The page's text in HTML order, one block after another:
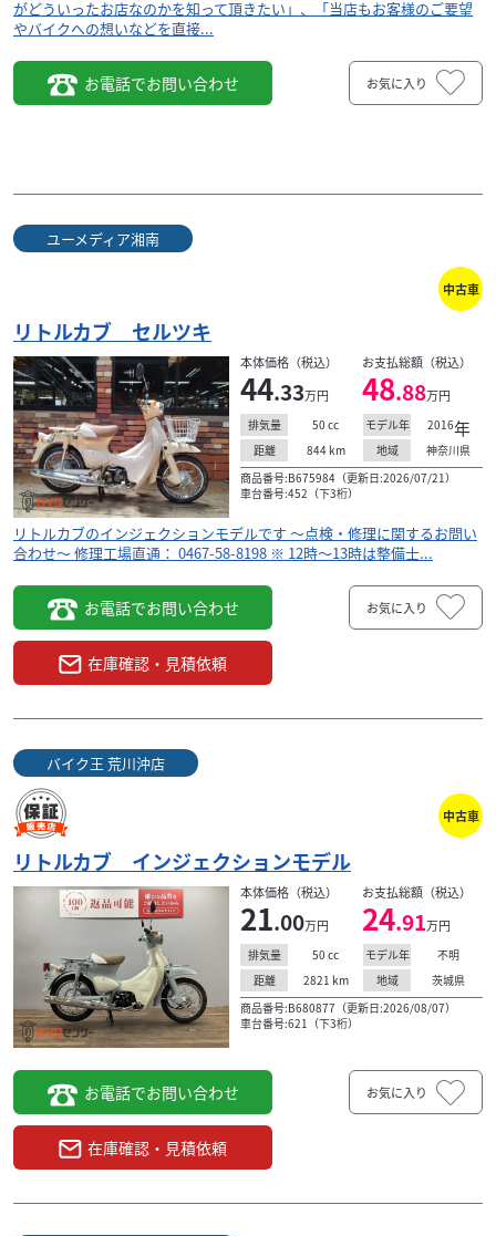
がどういったお店なのかを知って頂きたい」、「当店もお客様のご要望
やバイクへの想いなどを直接...
お電話でお問い合わせ お気に入り
ユーメディア湘南
中古車
リトルカブ セルツキ
本体価格（税込）
44.33万円
お支払総額（税込）
48.88万円
排気量 50 cc モデル年 2016年
距離 844 km 地域
神奈川県
商品番号:B675984（更新日:2026/07/21）
車台番号:452（下3桁）
リトルカブのインジェクションモデルです ～点検・修理に関するお問い
合わせ～ 修理工場直通： 0467-58-8198 ※ 12時～13時は整備士...
お電話でお問い合わせ
在庫確認・見積依頼
お気に入り
バイク王 荒川沖店
中古車
リトルカブ インジェクションモデル
本体価格（税込）
21.00万円
お支払総額（税込）
24.91万円
排気量 50 cc モデル年
不明
距離
2821 km 地域
茨城県
商品番号:B680877（更新日:2026/08/07）
車台番号:621（下3桁）
お電話でお問い合わせ
在庫確認・見積依頼
お気に入り